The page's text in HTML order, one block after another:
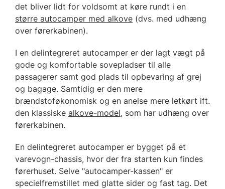
det bliver lidt for voldsomt at køre rundt i en
større autocamper med alkove (dvs. med udhæng
over førerkabinen).
I en delintegreret autocamper er der lagt vægt på
gode og komfortable sovepladser til alle
passagerer samt god plads til opbevaring af grej
og bagage. Samtidig er den mere
brændstoføkonomisk og en anelse mere letkørt ift.
den klassiske alkove-model, som har udhæng over
førerkabinen.
En delintegreret autocamper er bygget på et
varevogn-chassis, hvor der fra starten kun findes
førerhuset. Selve "autocamper-kassen" er
specielfremstillet med glatte sider og fast tag. Det